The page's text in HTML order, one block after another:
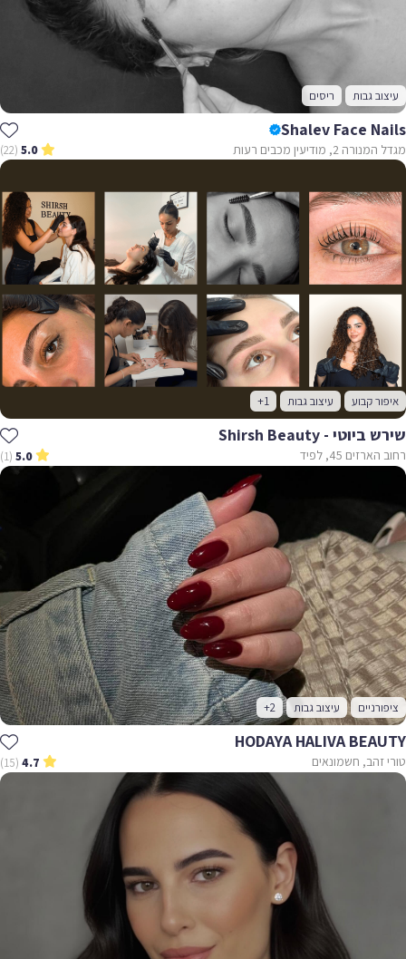
עיצוב גבות ריסים
Shalev Face Nails
מגדל המנורה 2, מודיעין מכבים רעות 5.0
(22)
איפור קבוע עיצוב גבות +1
שירש ביוטי - Shirsh Beauty
רחוב הארזים 45, לפיד 5.0
(1)
ציפורניים עיצוב גבות +2
HODAYA HALIVA BEAUTY
טורי זהב, חשמונאים 4.7
(15)